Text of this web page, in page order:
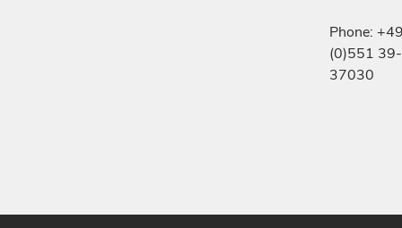
Phone:
(0)551 39-
37030